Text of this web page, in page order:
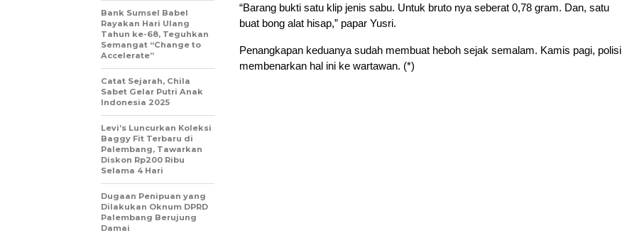
“Barang bukti satu klip jenis sabu. Untuk bruto nya seberat 0,78 gram. Dan, satu
buat bong alat hisap,” papar Yusri.
Penangkapan keduanya sudah membuat heboh sejak semalam. Kamis pagi, polisi
membenarkan hal ini ke wartawan. (*)
Bank Sumsel Babel
Rayakan Hari Ulang
Tahun ke-68, Teguhkan
Semangat “Change to
Accelerate”
Catat Sejarah, Chila
Sabet Gelar Putri Anak
Indonesia 2025
Levi’s Luncurkan Koleksi
Baggy Fit Terbaru di
Palembang, Tawarkan
Diskon Rp200 Ribu
Selama 4 Hari
Dugaan Penipuan yang
Dilakukan Oknum DPRD
Palembang Berujung
Damai